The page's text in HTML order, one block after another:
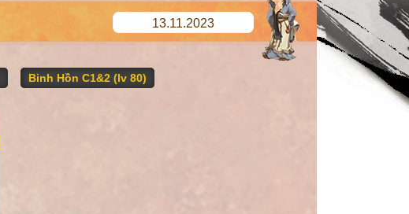
13.11.2023
Binh Hồn C1&2 (lv 80)